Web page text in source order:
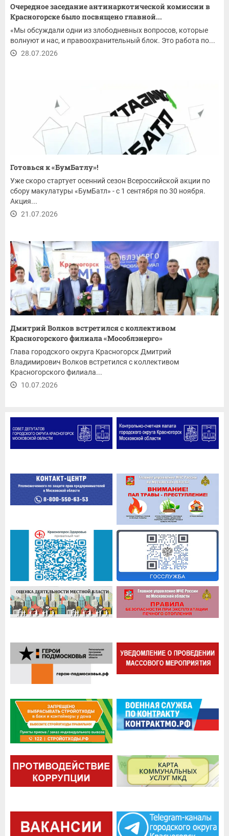
Очередное заседание антинаркотической комиссии в
Красногорске было посвящено главной...
«Мы обсуждали одни из злободневных вопросов, которые
волнуют и нас, и правоохранительный блок. Это работа по...
28.07.2026
Готовься к «БумБатлу»!
Уже скоро стартует осенний сезон Всероссийской акции по
сбору макулатуры «БумБатл» - с 1 сентября по 30 ноября.
Акция...
21.07.2026
Дмитрий Волков встретился с коллективом
Красногорского филиала «Мособлэнерго»
Глава городского округа Красногорск Дмитрий
Владимирович Волков встретился с коллективом
Красногорского филиала...
10.07.2026